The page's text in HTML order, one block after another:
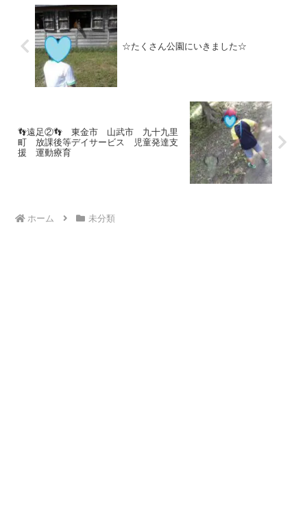
☆たくさん公園にいきました☆
👣遠足②👣 東金市 山武市 九十九里
町 放課後等デイサービス 児童発達支
援 運動療育
ホーム 未分類